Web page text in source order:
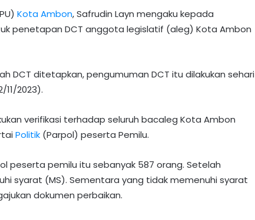
Kota Ambon, Safrudin Layn mengaku kepada
penetapan DCT anggota legislatif (aleg) Kota Ambon
DCT ditetapkan, pengumuman DCT itu dilakukan sehari
2023).
verifikasi terhadap seluruh bacaleg Kota Ambon
Politik (Parpol) peserta Pemilu.
peserta pemilu itu sebanyak 587 orang. Setelah
syarat (MS). Sementara yang tidak memenuhi syarat
dokumen perbaikan.